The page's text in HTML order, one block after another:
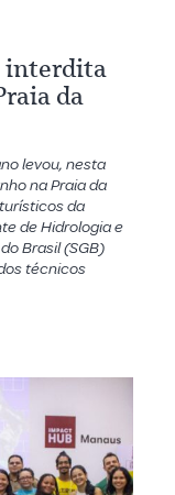
interdita
da
levou, nesta
na Praia da
da
de Hidrologia e
Brasil (SGB)
técnicos